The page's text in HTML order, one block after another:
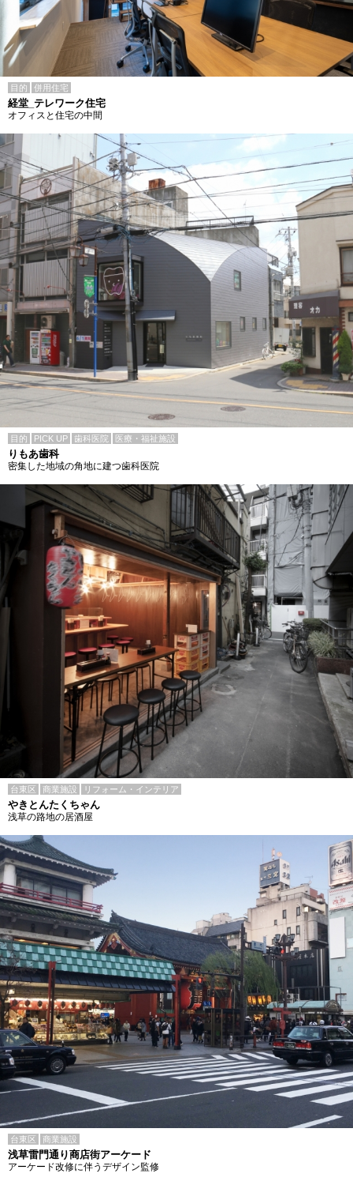
目的 併用住宅
経堂_テレワーク住宅
オフィスと住宅の中間
目的 PICK UP 歯科医院 医療・福祉施設
りもあ歯科
密集した地域の角地に建つ歯科医院
台東区 商業施設 リフォーム・インテリア
やきとんたくちゃん
浅草の路地の居酒屋
台東区 商業施設
浅草雷門通り商店街アーケード
アーケード改修に伴うデザイン監修